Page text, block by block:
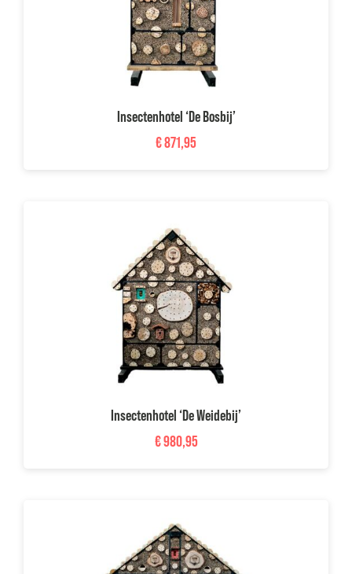
Insectenhotel ‘De Bosbij’
€871,95
Insectenhotel ‘De Weidebij’
€980,95